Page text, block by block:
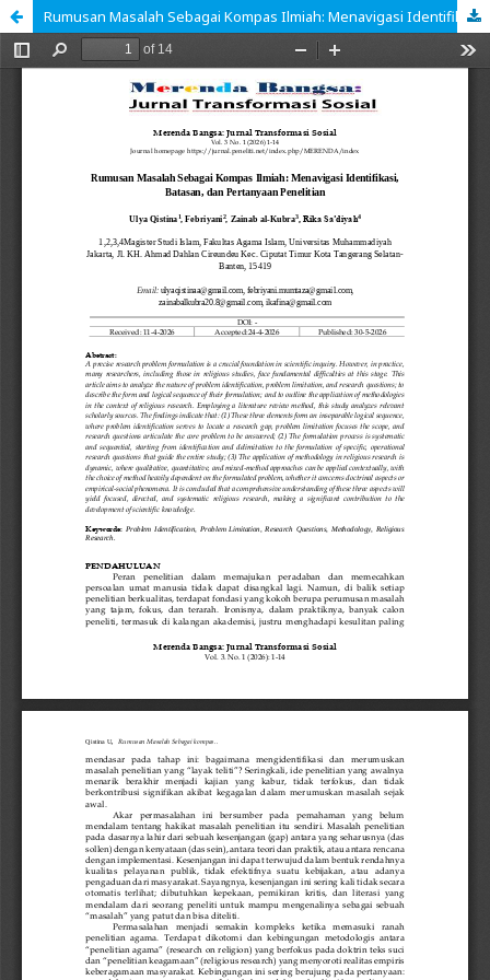
Rumusan Masalah Sebagai Kompas Ilmiah: Menavigasi Identifikasi, Batasan, dan Pertanyaan Penelitian